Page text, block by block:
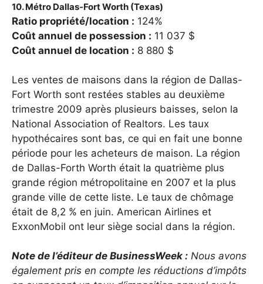
10. Métro Dallas-Fort Worth (Texas)
Ratio propriété/location : 124%
Coût annuel de possession : 11 037 $
Coût annuel de location : 8 880 $
Les ventes de maisons dans la région de Dallas-
Fort Worth sont restées stables au deuxième
trimestre 2009 après plusieurs baisses, selon la
National Association of Realtors. Les taux
hypothécaires sont bas, ce qui en fait une bonne
période pour les acheteurs de maison. La région
de Dallas-Forth Worth était la quatrième plus
grande région métropolitaine en 2007 et la plus
grande ville de cette liste. Le taux de chômage
était de 8,2 % en juin. American Airlines et
ExxonMobil ont leur siège social dans la région.
Note de l’éditeur de BusinessWeek : Nous avons
également pris en compte les réductions d’impôts